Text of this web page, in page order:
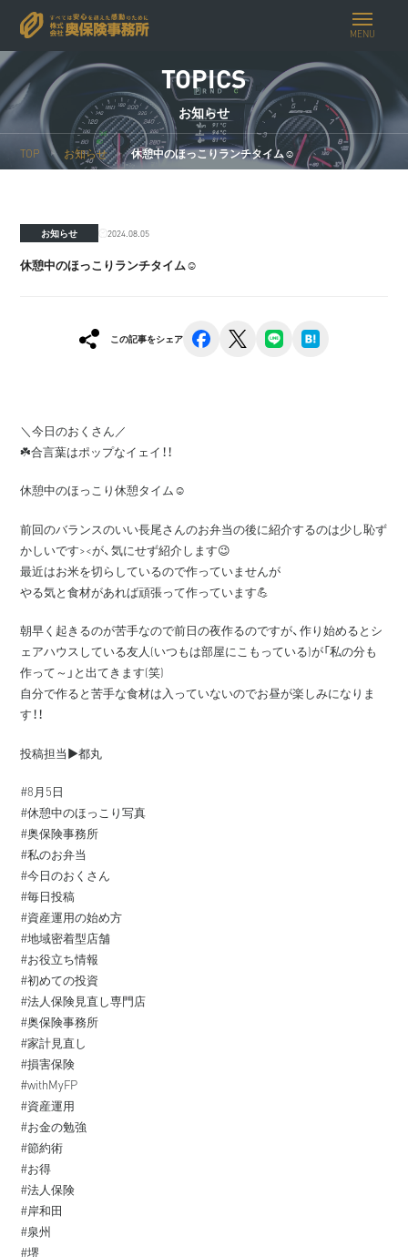
MENU
TOPICS
お知らせ
TOP お知らせ 休憩中のほっこりランチタイム☺︎
お知らせ 2024.08.05
休憩中のほっこりランチタイム☺︎
この記事をシェア facebook line
＼今日のおくさん／
☘️合言葉はポップなイェイ！！
休憩中のほっこり休憩タイム☺︎
前回のバランスのいい長尾さんのお弁当の後に紹介するのは少し恥ず
かしいです><が、気にせず紹介します😉
最近はお米を切らしているので作っていませんが
やる気と食材があれば頑張って作っています💪
朝早く起きるのが苦手なので前日の夜作るのですが、作り始めるとシ
ェアハウスしている友人(いつもは部屋にこもっている)が「私の分も
作って～」と出てきます(笑)
自分で作ると苦手な食材は入っていないのでお昼が楽しみになりま
す！！
投稿担当▶️都丸
#8月5日
#休憩中のほっこり写真
#奥保険事務所
#私のお弁当
#今日のおくさん
#毎日投稿
#資産運用の始め方
#地域密着型店舗
#お役立ち情報
#初めての投資⁡
#法人保険見直し専門店
#奥保険事務所
#家計見直し
#損害保険
#withMyFP
#資産運用⁡
#お金の勉強⁡
#節約術
#お得⁡
#法人保険
#岸和田
#泉州
#堺